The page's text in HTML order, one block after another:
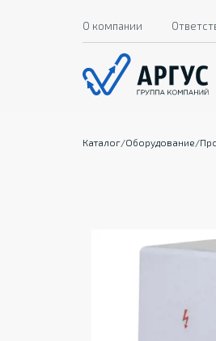
О компании
Каталог/Оборудование/